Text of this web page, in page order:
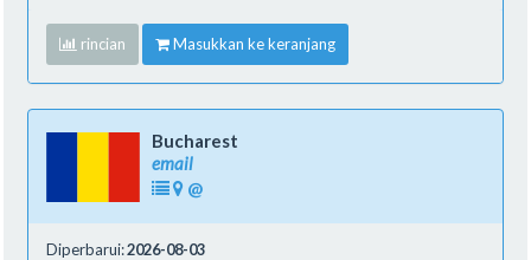
rincian Masukkan ke keranjang
Bucharest
email
@
Diperbarui:2026-08-03